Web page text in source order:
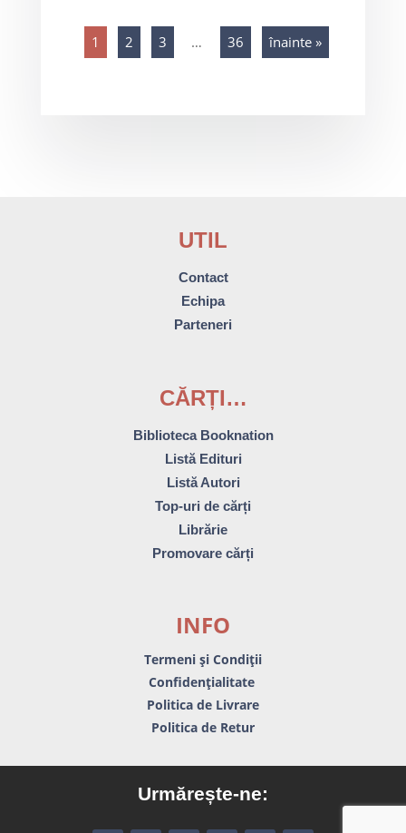
1 2 3 … 36 înainte »
UTIL
Contact
Echipa
Parteneri
CĂRȚI…
Biblioteca Booknation
Listă Edituri
Listă Autori
Top-uri de cărți
Librărie
Promovare cărți
INFO
Termeni și Condiții
Confidențialitate
Politica de Livrare
Politica de Retur
Urmărește-ne: